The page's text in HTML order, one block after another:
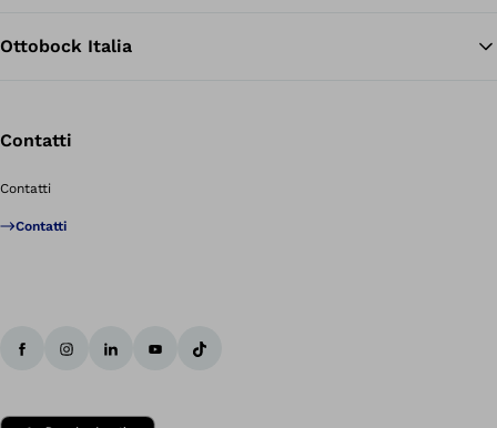
Ottobock Italia
Contatti
Contatti
Contatti